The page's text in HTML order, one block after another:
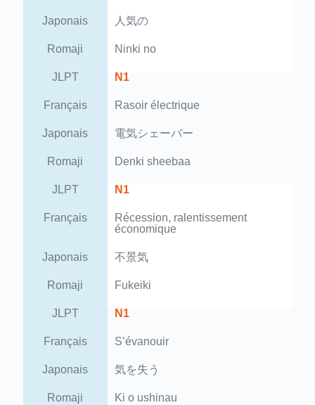
Japonais 人気の
Romaji Ninki no
JLPT N1
Français Rasoir électrique
Japonais 電気シェーバー
Romaji Denki sheebaa
JLPT N1
Français
Récession, ralentissement
économique
Japonais 不景気
Romaji Fukeiki
JLPT N1
Français S’évanouir
Japonais 気を失う
Romaji Ki o ushinau